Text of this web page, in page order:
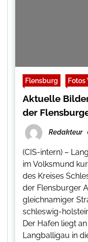
Flensburg Fotos
Aktuelle
der
Redakteur
(CIS-intern) –
im Volksmund
des Kreises
der Flensburger
gleichnamiger
schleswig-
Der Hafen liegt
Langballigau in